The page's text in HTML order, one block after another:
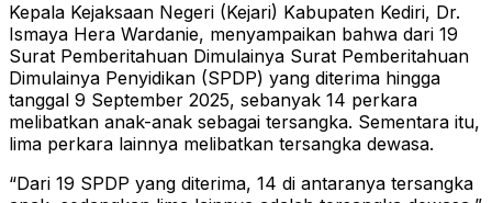
Kepala Kejaksaan Negeri (Kejari) Kabupaten Kediri, Dr.
Ismaya Hera Wardanie, menyampaikan bahwa dari 19
Surat Pemberitahuan Dimulainya Surat Pemberitahuan
Dimulainya Penyidikan (SPDP) yang diterima hingga
tanggal 9 September 2025, sebanyak 14 perkara
melibatkan anak-anak sebagai tersangka. Sementara itu,
lima perkara lainnya melibatkan tersangka dewasa.
“Dari 19 SPDP yang diterima, 14 di antaranya tersangka